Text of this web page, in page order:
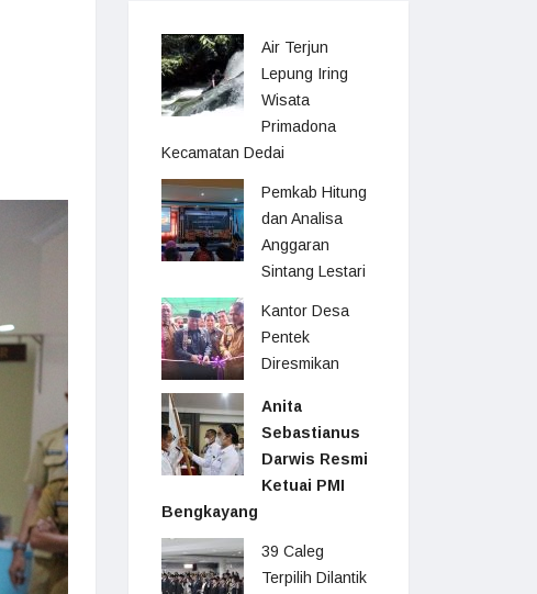
Air Terjun
Lepung Iring
Wisata
Primadona
Kecamatan Dedai
Pemkab Hitung
dan Analisa
Anggaran
Sintang Lestari
Kantor Desa
Pentek
Diresmikan
Anita
Sebastianus
Darwis Resmi
Ketuai PMI
Bengkayang
39 Caleg
Terpilih Dilantik